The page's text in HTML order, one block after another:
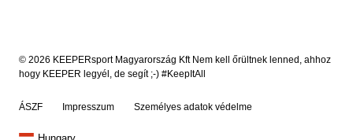
© 2026 KEEPERsport Magyarország Kft Nem kell őrültnek lenned, ahhoz
hogy KEEPER legyél, de segít ;-) #KeepItAll
ÁSZF Impresszum Személyes adatok védelme